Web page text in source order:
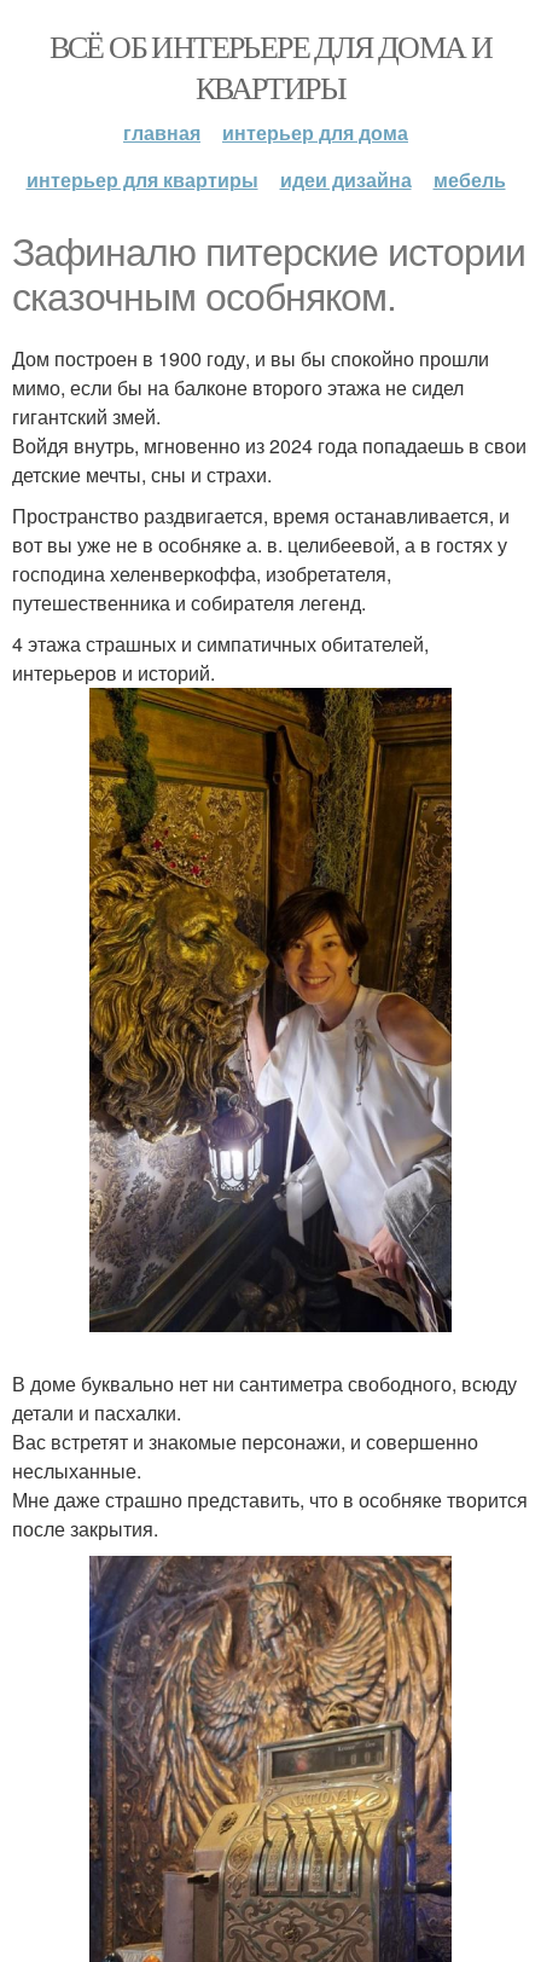
ВСЁ ОБ ИНТЕРЬЕРЕ ДЛЯ ДОМА И
КВАРТИРЫ
главная
интерьер для дома
интерьер для квартиры
идеи дизайна мебель
Зафиналю питерские истории
сказочным особняком.
Дом построен в 1900 году, и вы бы спокойно прошли
мимо, если бы на балконе второго этажа не сидел
гигантский змей.
Войдя внутрь, мгновенно из 2024 года попадаешь в свои
детские мечты, сны и страхи.
Пространство раздвигается, время останавливается, и
вот вы уже не в особняке а. в. целибеевой, а в гостях у
господина хеленверкоффа, изобретателя,
путешественника и собирателя легенд.
4 этажа страшных и симпатичных обитателей,
интерьеров и историй.
В доме буквально нет ни сантиметра свободного, всюду
детали и пасхалки.
Вас встретят и знакомые персонажи, и совершенно
неслыханные.
Мне даже страшно представить, что в особняке творится
после закрытия.